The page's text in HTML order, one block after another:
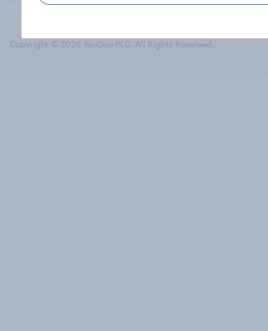
Copyright © 2026 YouGov PLC. All Rights Reserved.